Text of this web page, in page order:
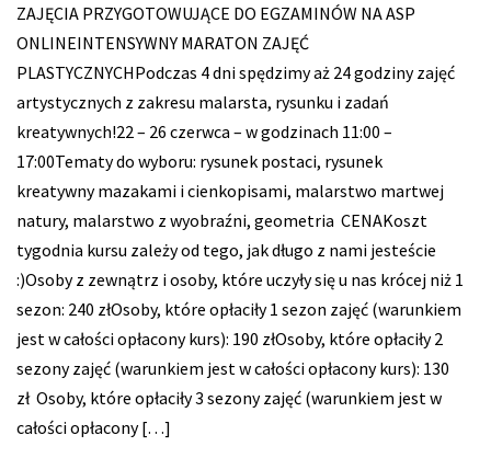
ZAJĘCIA PRZYGOTOWUJĄCE DO EGZAMINÓW NA ASP
ONLINEINTENSYWNY MARATON ZAJĘĆ
PLASTYCZNYCHPodczas 4 dni spędzimy aż 24 godziny zajęć
artystycznych z zakresu malarsta, rysunku i zadań
kreatywnych!22 – 26 czerwca – w godzinach 11:00 –
17:00Tematy do wyboru: rysunek postaci, rysunek
kreatywny mazakami i cienkopisami, malarstwo martwej
natury, malarstwo z wyobraźni, geometria CENAKoszt
tygodnia kursu zależy od tego, jak długo z nami jesteście
:)Osoby z zewnątrz i osoby, które uczyły się u nas krócej niż 1
sezon: 240 złOsoby, które opłaciły 1 sezon zajęć (warunkiem
jest w całości opłacony kurs): 190 złOsoby, które opłaciły 2
sezony zajęć (warunkiem jest w całości opłacony kurs): 130
zł Osoby, które opłaciły 3 sezony zajęć (warunkiem jest w
całości opłacony […]